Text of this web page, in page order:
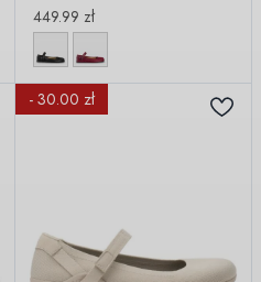
449.99 zł
- 30.00 zł